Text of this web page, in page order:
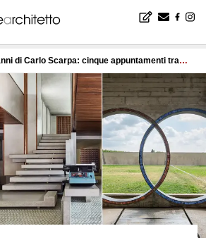
di Carlo Scarpa: cinque appuntamenti tra Venezia, Altivole e Possagno